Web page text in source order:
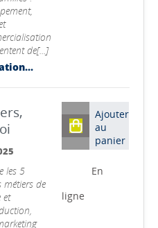
de[...]
les 5
métiers de
et
Ajouter
au
panier
En
ligne